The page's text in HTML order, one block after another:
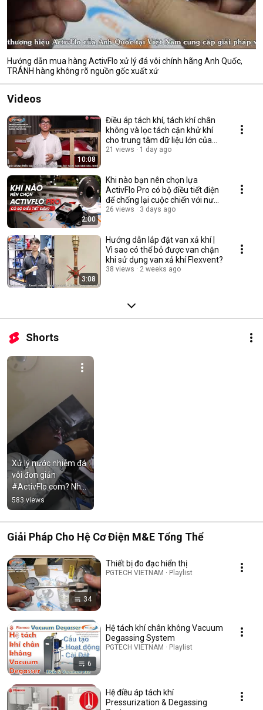
Hướng dẫn mua hàng ActivFlo xử lý đá vôi chính hãng Anh Quốc,
TRÁNH hàng không rõ nguồn gốc xuất xứ
Videos
10:08
Điều áp tách khí, tách khí chân
không và lọc tách cặn khử khí
cho trung tâm dữ liệu lớn của
Quốc gia
21 views 1 day ago
2:00
Khi nào bạn nên chọn lựa
ActivFlo Pro có bộ điều tiết điện
để chống lại cuộc chiến với nước
đá vôi?
26 views 3 days ago
3:08
Hướng dẫn lắp đặt van xả khí |
Vì sao có thể bỏ được van chặn
khi sử dụng van xả khí Flexvent?
38 views 2 weeks ago
Shorts
Xử lý nước nhiễm đá
vôi đơn giản
#ActivFlo.com? Nhỏ
gọn, nhưng thay thế
được toàn bộ hệ
thống lọc
583 views
Giải Pháp Cho Hệ Cơ Điện M&E Tổng Thể
34
Thiết bị đo đạc hiển thị
PGTECH VIETNAM · Playlist
6
Hệ tách khí chân không Vacuum
Degassing System
PGTECH VIETNAM · Playlist
Hệ điều áp tách khí
Pressurization & Degassing